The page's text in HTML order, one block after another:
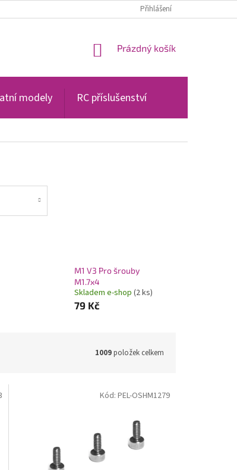
Přihlášení
NÁKUPNÍ
Prázdný košík
modely RC příslušenství
M1 V3 Pro šrouby
M1.7x4
Skladem e-shop (2 ks)
79 Kč
1009položek celkem
Kód: PEL-OSHM1279